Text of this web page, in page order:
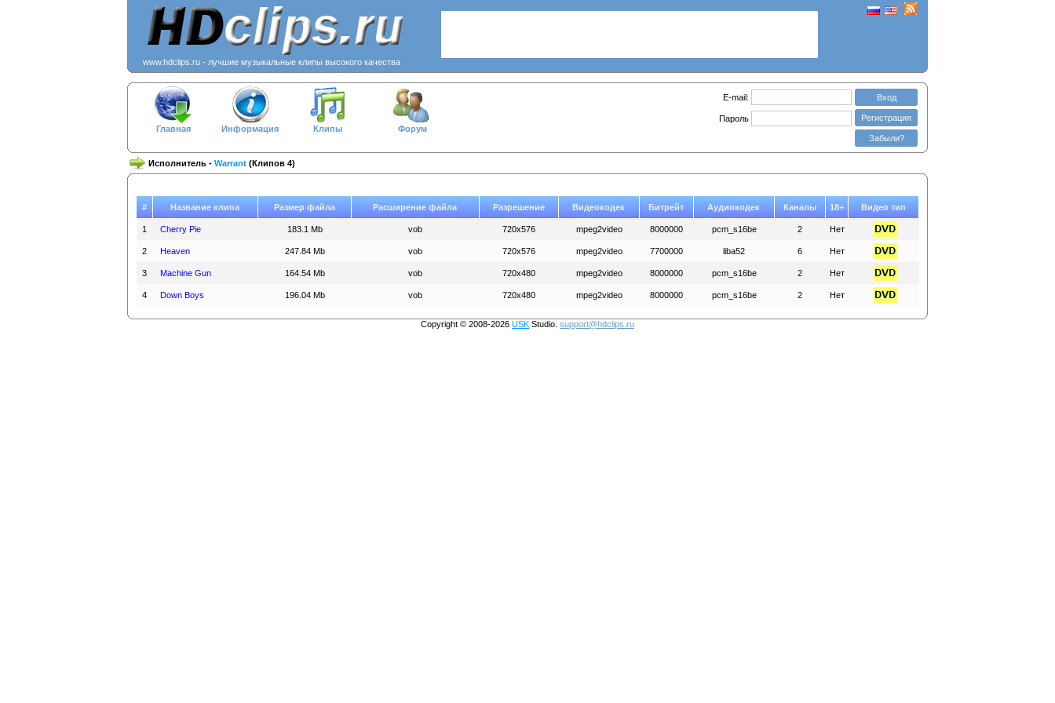
www.hdclips.ru - лучшие музыкальные клипы высокого качества
Главная Информация Клипы Форум
E-mail: Вход
Пароль Регистрация
Забыли?
Исполнитель - Warrant (Клипов 4)
# Название клипа Размер файла Расширение файла Разрешение Видеокодек Битрейт Аудиокодек Каналы 18+ Видео тип
1 Cherry Pie 183.1 Mb vob 720x576 mpeg2video 8000000 pcm_s16be 2 Нет
2 Heaven 247.84 Mb vob 720x576 mpeg2video 7700000 liba52 6 Нет
3 Machine Gun 164.54 Mb vob 720x480 mpeg2video 8000000 pcm_s16be 2 Нет
4 Down Boys 196.04 Mb vob 720x480 mpeg2video 8000000 pcm_s16be 2 Нет
Copyright © 2008-2026 USK Studio. support@hdclips.ru